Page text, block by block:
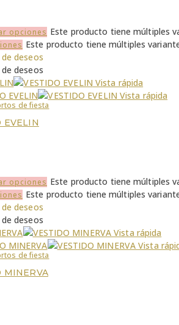
opciones Este producto tiene múltiples
Este producto tiene múltiples
deseos
deseos
Vista rápida
Vista rápida
de fiesta
EVELIN
opciones Este producto tiene múltiples
Este producto tiene múltiples
deseos
deseos
Vista rápida
Vista
de fiesta
MINERVA